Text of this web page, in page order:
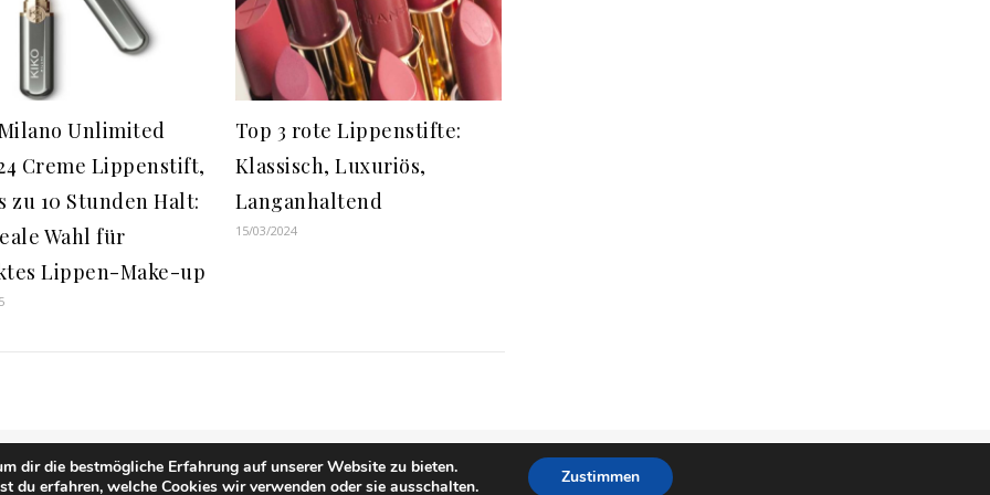
Unlimited
Creme Lippenstift,
zu 10 Stunden Halt:
Wahl für
Lippen-Make-up
Top 3 rote Lippenstifte:
Klassisch, Luxuriös,
Langanhaltend
15/03/2024
Copyright © 2026
Impressum Datenschutz
dir die bestmögliche Erfahrung auf unserer Website zu bieten.
du erfahren, welche Cookies wir verwenden oder sie ausschalten. Zustimmen